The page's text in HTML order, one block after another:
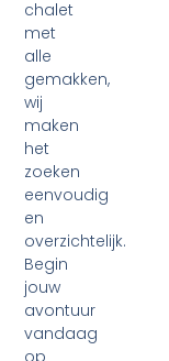
chalet
met
alle
gemakken,
wij
maken
het
zoeken
eenvoudig
en
overzichtelijk.
Begin
jouw
avontuur
vandaag